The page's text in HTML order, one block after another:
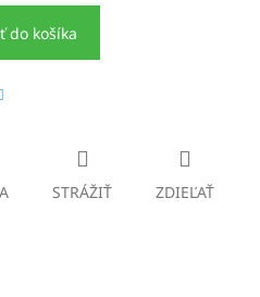
do košíka
STRÁŽIŤ ZDIEĽAŤ